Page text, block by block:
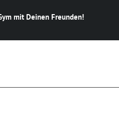
mit Deinen Freunden!